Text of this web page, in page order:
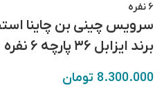
۶ نفره
سرویس چینی بن چاینا
برند ایزابل ۳۶ پارچه ۶ نفره
8.300.000 تومان